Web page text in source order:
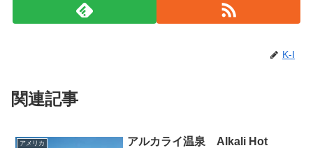
K-I
関連記事
アメリカ
アルカライ温泉 Alkali Hot